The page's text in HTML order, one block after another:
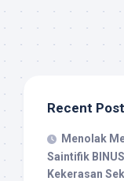
Recent
Menolak
Saintifik
Kekerasan